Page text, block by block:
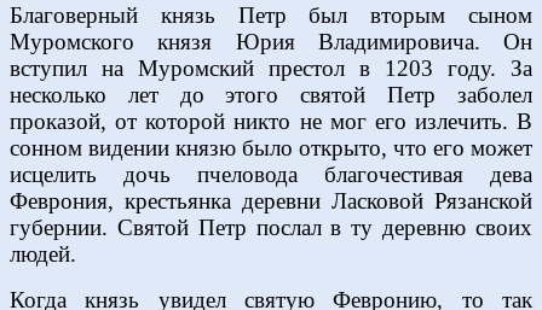
Благоверный князь Петр был вторым сыном
Муромского князя Юрия Владимировича. Он
вступил на Муромский престол в 1203 году. За
несколько лет до этого святой Петр заболел
проказой, от которой никто не мог его излечить. В
сонном видении князю было открыто, что его может
исцелить дочь пчеловода благочестивая дева
Феврония, крестьянка деревни Ласковой Рязанской
губернии. Святой Петр послал в ту деревню своих
людей.
Когда князь увидел святую Февронию, то так